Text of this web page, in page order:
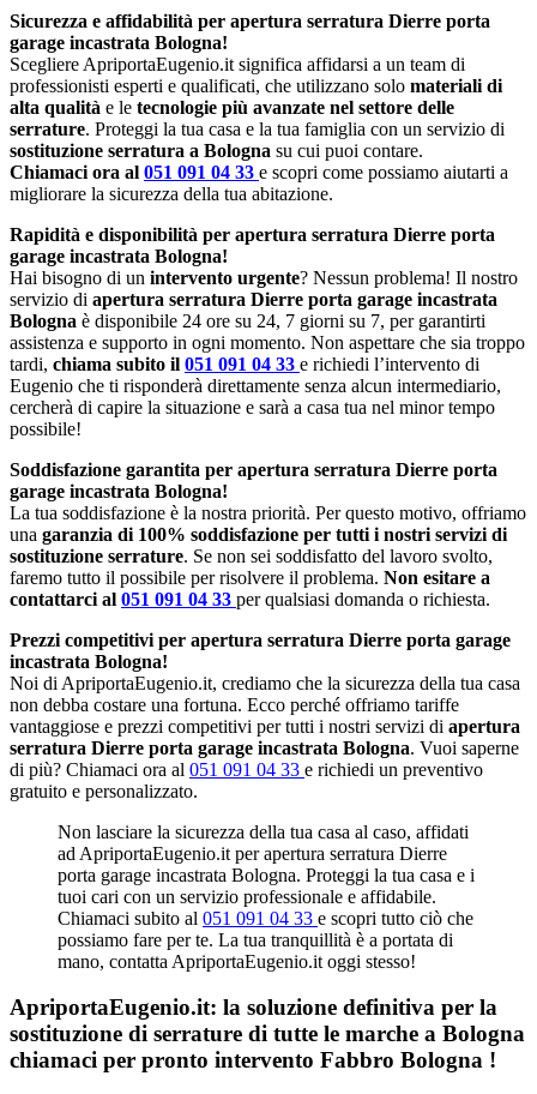
Sicurezza e affidabilità per apertura serratura Dierre porta
garage incastrata Bologna!
Scegliere ApriportaEugenio.it significa affidarsi a un team di
professionisti esperti e qualificati, che utilizzano solo materiali di
alta qualità e le tecnologie più avanzate nel settore delle
serrature. Proteggi la tua casa e la tua famiglia con un servizio di
sostituzione serratura a Bologna su cui puoi contare.
Chiamaci ora al 051 091 04 33 e scopri come possiamo aiutarti a
migliorare la sicurezza della tua abitazione.
Rapidità e disponibilità per apertura serratura Dierre porta
garage incastrata Bologna!
Hai bisogno di un intervento urgente? Nessun problema! Il nostro
servizio di apertura serratura Dierre porta garage incastrata
Bologna è disponibile 24 ore su 24, 7 giorni su 7, per garantirti
assistenza e supporto in ogni momento. Non aspettare che sia troppo
tardi, chiama subito il 051 091 04 33 e richiedi l’intervento di
Eugenio che ti risponderà direttamente senza alcun intermediario,
cercherà di capire la situazione e sarà a casa tua nel minor tempo
possibile!
Soddisfazione garantita per apertura serratura Dierre porta
garage incastrata Bologna!
La tua soddisfazione è la nostra priorità. Per questo motivo, offriamo
una garanzia di 100% soddisfazione per tutti i nostri servizi di
sostituzione serrature. Se non sei soddisfatto del lavoro svolto,
faremo tutto il possibile per risolvere il problema. Non esitare a
contattarci al 051 091 04 33 per qualsiasi domanda o richiesta.
Prezzi competitivi per apertura serratura Dierre porta garage
incastrata Bologna!
Noi di ApriportaEugenio.it, crediamo che la sicurezza della tua casa
non debba costare una fortuna. Ecco perché offriamo tariffe
vantaggiose e prezzi competitivi per tutti i nostri servizi di apertura
serratura Dierre porta garage incastrata Bologna. Vuoi saperne
di più? Chiamaci ora al 051 091 04 33 e richiedi un preventivo
gratuito e personalizzato.
Non lasciare la sicurezza della tua casa al caso, affidati
ad ApriportaEugenio.it per apertura serratura Dierre
porta garage incastrata Bologna. Proteggi la tua casa e i
tuoi cari con un servizio professionale e affidabile.
Chiamaci subito al 051 091 04 33 e scopri tutto ciò che
possiamo fare per te. La tua tranquillità è a portata di
mano, contatta ApriportaEugenio.it oggi stesso!
ApriportaEugenio.it: la soluzione definitiva per la
sostituzione di serrature di tutte le marche a Bologna
chiamaci per pronto intervento Fabbro Bologna !